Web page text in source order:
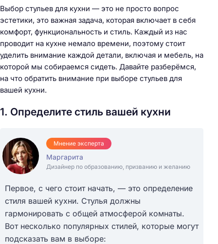
Выбор стульев для кухни — это не просто вопрос
эстетики, это важная задача, которая включает в себя
комфорт, функциональность и стиль. Каждый из нас
проводит на кухне немало времени, поэтому стоит
уделить внимание каждой детали, включая и мебель, на
которой мы собираемся сидеть. Давайте разберёмся,
на что обратить внимание при выборе стульев для
вашей кухни.
1. Определите стиль вашей кухни
Мнение эксперта
Маргарита
Дизайнер по образованию, призванию и желанию
Первое, с чего стоит начать, — это определение
стиля вашей кухни. Стулья должны
гармонировать с общей атмосферой комнаты.
Вот несколько популярных стилей, которые могут
подсказать вам в выборе: